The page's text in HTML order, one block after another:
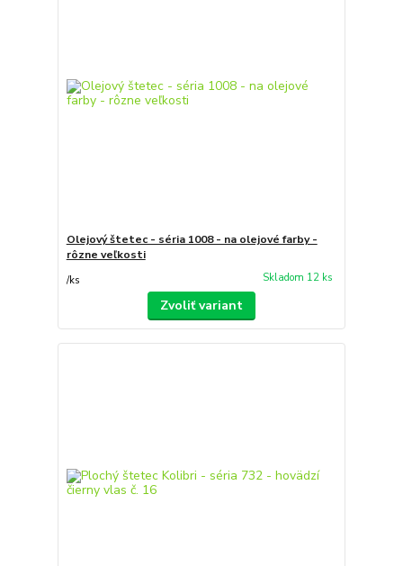
Olejový štetec - séria 1008 - na olejové farby -
rôzne veľkosti
/ks Skladom 12 ks
Zvoliť variant